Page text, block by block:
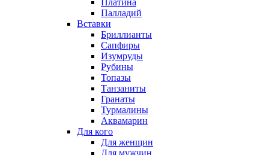
Платина
Палладий
Вставки
Бриллианты
Сапфиры
Изумруды
Рубины
Топазы
Танзаниты
Гранаты
Турмалины
Аквамарин
Для кого
Для женщин
Для мужчин